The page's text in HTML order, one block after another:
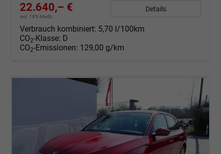
22.640,– €
incl. 19% MwSt.
Details
Verbrauch kombiniert: 5,70 l/100km
CO2-Klasse: D
CO2-Emissionen: 129,00 g/km